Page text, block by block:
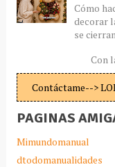
Cómo
decorar
se
Con
Contáctame-->
PAGINAS
Mimundomanual
dtodomanualidades